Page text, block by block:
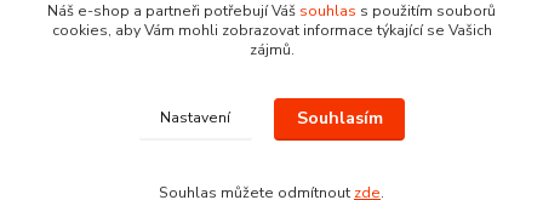
spektra-svitidla@seznam.cz
Náš e-shop a partneři potřebují Váš souhlas s použitím souborů
cookies, aby Vám mohli zobrazovat informace týkající se Vašich
zájmů.
Nastavení Souhlasím
Souhlas můžete odmítnout zde.